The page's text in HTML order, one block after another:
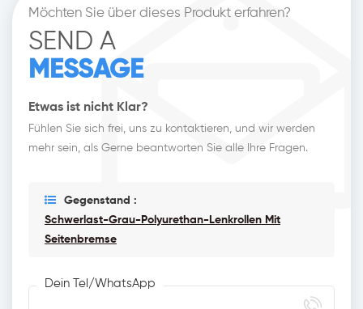
Möchten Sie über dieses Produkt erfahren?
SEND A
MESSAGE
Etwas ist nicht Klar?
Fühlen Sie sich frei, uns zu kontaktieren, und wir werden
mehr sein, als Gerne beantworten Sie alle Ihre Fragen.
Gegenstand :
Schwerlast-Grau-Polyurethan-Lenkrollen Mit
Seitenbremse
Dein Tel/WhatsApp